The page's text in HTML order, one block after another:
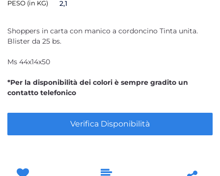
PESO (in KG) 2,1
Shoppers in carta con manico a cordoncino Tinta unita.
Blister da 25 bs.
Ms 44x14x50
*Per la disponibilità dei colori è sempre gradito un
contatto telefonico
Verifica Disponibilità